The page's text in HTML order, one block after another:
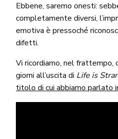
Ebbene, saremo onesti:
completamente diversi,
emotiva è pressoché
difetti.
Vi ricordiamo, nel frattempo,
giorni all’uscita di Life is
titolo di cui abbiamo parlato